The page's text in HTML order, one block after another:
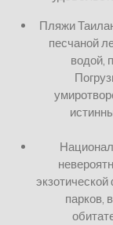
Пляжи
песчаной
водой,
парков,